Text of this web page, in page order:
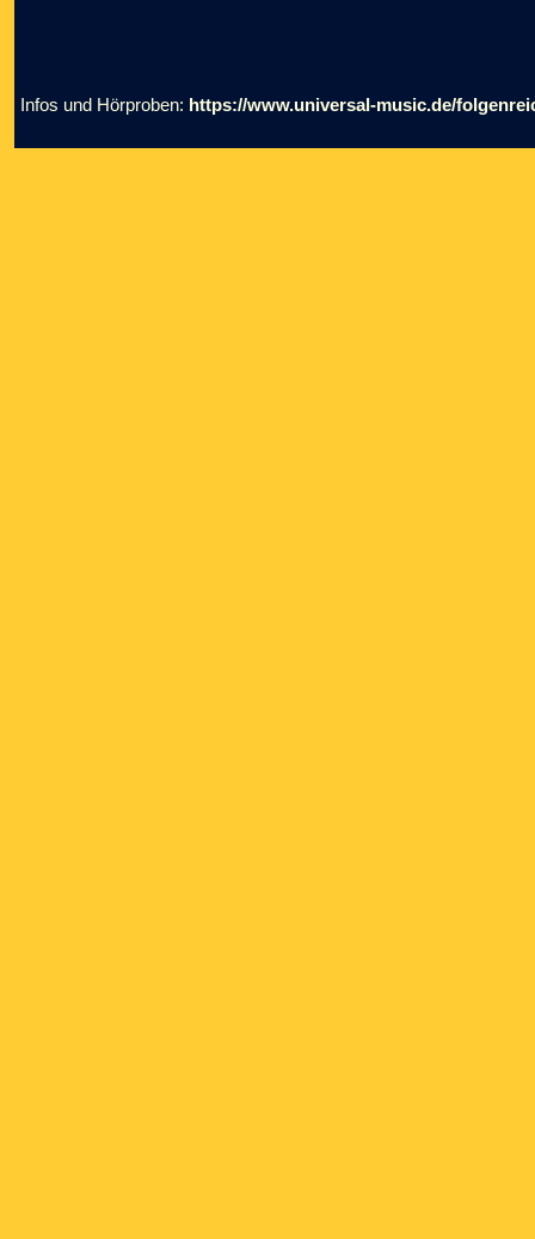
Infos und Hörproben: https://www.universal-music.de/